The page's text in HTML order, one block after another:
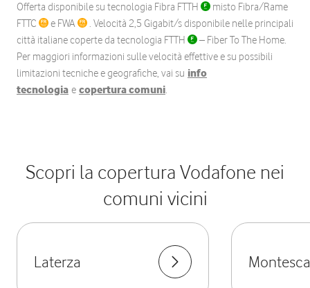
Offerta disponibile su tecnologia Fibra FTTH
misto Fibra/Rame
FTTC
e FWA
. Velocità 2,5 Gigabit/s disponibile nelle principali
città italiane coperte da tecnologia FTTH
– Fiber To The Home.
Per maggiori informazioni sulle velocità effettive e su possibili
limitazioni tecniche e geografiche, vai su info
tecnologia e copertura comuni.
Scopri la copertura Vodafone nei
comuni vicini
Laterza